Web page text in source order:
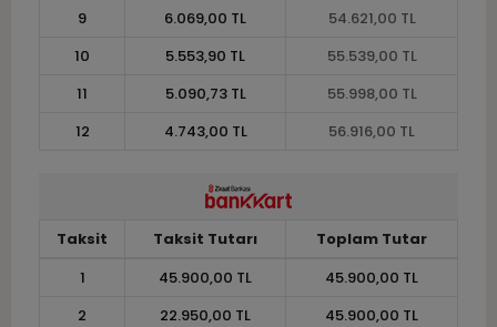
9
6.069,00 TL
54.621,00 TL
10
5.553,90 TL
55.539,00 TL
11
5.090,73 TL
55.998,00 TL
12
4.743,00 TL 56.916,00 TL
Taksit Taksit Tutarı
Toplam Tutar
1
45.900,00 TL
45.900,00 TL
2
22.950,00 TL
45.900,00 TL